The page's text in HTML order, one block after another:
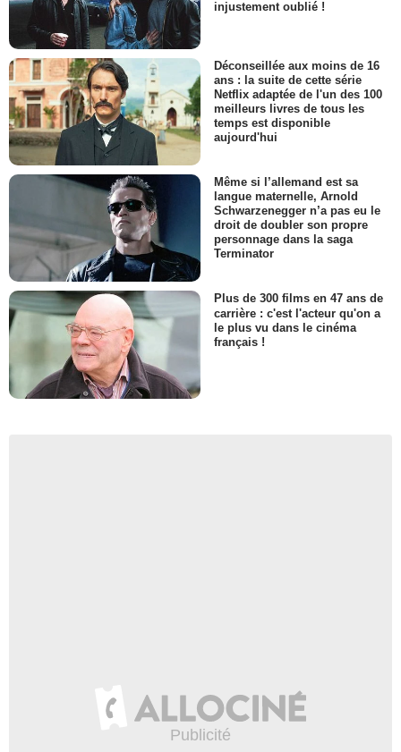
injustement oublié !
Déconseillée aux moins de 16
ans : la suite de cette série
Netflix adaptée de l'un des 100
meilleurs livres de tous les
temps est disponible
aujourd'hui
Même si l’allemand est sa
langue maternelle, Arnold
Schwarzenegger n’a pas eu le
droit de doubler son propre
personnage dans la saga
Terminator
Plus de 300 films en 47 ans de
carrière : c'est l'acteur qu'on a
le plus vu dans le cinéma
français !